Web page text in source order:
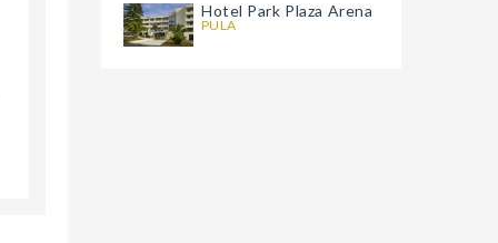
Hotel Park Plaza Arena
PULA